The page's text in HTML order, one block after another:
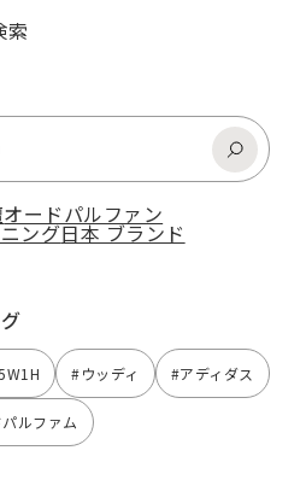
索
オードパルファン
ング日本 ブランド
#ウッディ #アディダス
ルファム